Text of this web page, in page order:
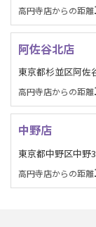
高円寺店からの距離
阿佐谷北店
東京都杉並区阿佐
高円寺店からの距離
中野店
東京都中野区中野
高円寺店からの距離